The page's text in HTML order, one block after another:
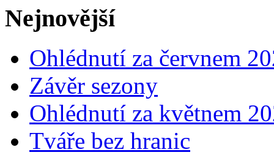
Nejnovější
Ohlédnutí za červnem
Závěr sezony
Ohlédnutí za květnem
Tváře bez hranic